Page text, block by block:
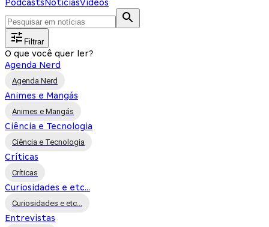
PodcastsNotíciasVídeos
Filtrar
O que você quer ler?
Agenda Nerd
Agenda Nerd
Animes e Mangás
Animes e Mangás
Ciência e Tecnologia
Ciência e Tecnologia
Críticas
Críticas
Curiosidades e etc...
Curiosidades e etc...
Entrevistas